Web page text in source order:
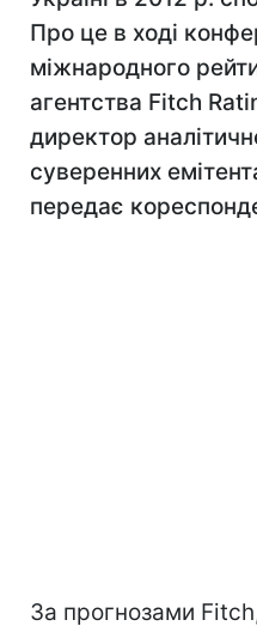
Про це в ході
міжнародного
агентства Fitch
директор
суверенних
передає
За прогнозами